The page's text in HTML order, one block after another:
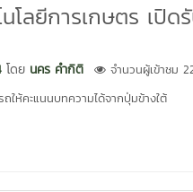
โลยีการเกษตร เปิ
โดย นคร คำกิติ
จำนวนผู้เข้าชม
ถให้คะแนนบทความได้จากปุ่มข้างใต้